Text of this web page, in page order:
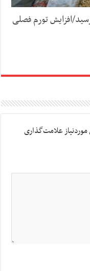
خدمات به ۵۸ درصد رسید/افزایش تورم فصلی
علامت‌گذاری